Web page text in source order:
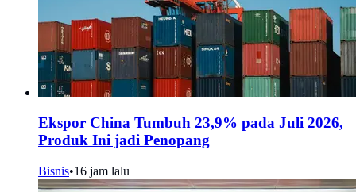
Ekspor China Tumbuh 23,9% pada Juli 2026,
Produk Ini jadi Penopang
Bisnis•16 jam lalu